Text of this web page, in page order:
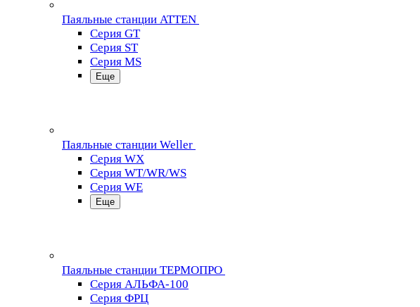
Паяльные станции ATTEN
Серия GT
Серия ST
Серия MS
Еще
Паяльные станции Weller
Серия WX
Серия WT/WR/WS
Серия WE
Еще
Паяльные станции ТЕРМОПРО
Серия АЛЬФА-100
Серия ФРЦ